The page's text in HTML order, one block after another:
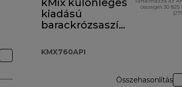
kMix különleges
kiadású
barackrózsaszín
KMX760API
összegét 30 825
Összehasonlítás